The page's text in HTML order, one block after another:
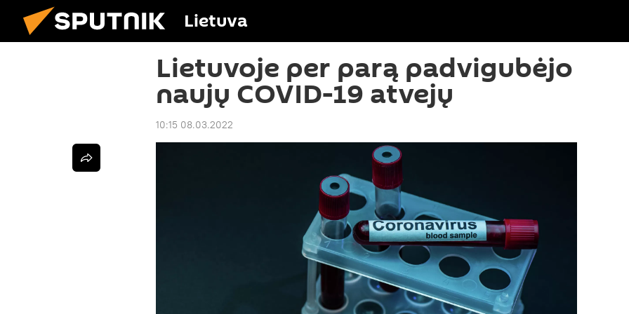
Lietuva
Lietuvoje per parą padvigubėjo
naujų COVID-19 atvejų
10:15 08.03.2022